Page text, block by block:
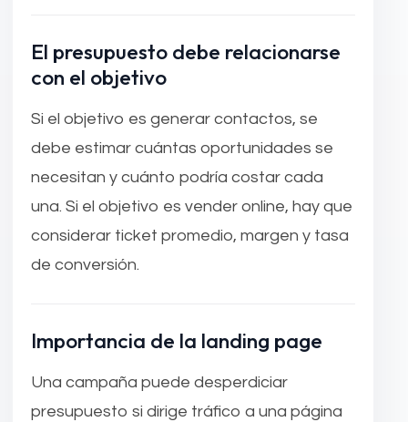
El presupuesto debe relacionarse
con el objetivo
Si el objetivo es generar contactos, se
debe estimar cuántas oportunidades se
necesitan y cuánto podría costar cada
una. Si el objetivo es vender online, hay que
considerar ticket promedio, margen y tasa
de conversión.
Importancia de la landing page
Una campaña puede desperdiciar
presupuesto si dirige tráfico a una página